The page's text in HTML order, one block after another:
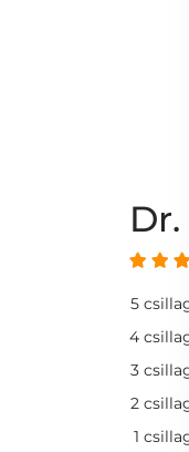
5
4
3
2
1